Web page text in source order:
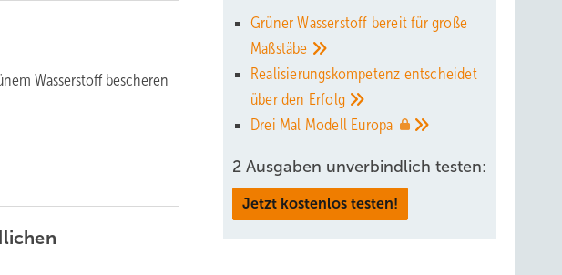
Wasserstoff bescheren
Grüner Wasserstoff bereit für große
Maßstäbe
Realisierungskompetenz entscheidet
über den Erfolg
Drei Mal Modell Europa
2 Ausgaben unverbindlich testen:
Jetzt kostenlos testen!